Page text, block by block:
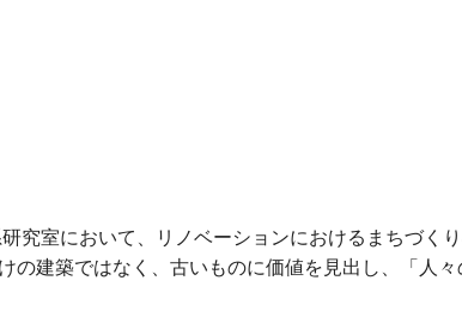
究室において、リノベーションにおけるまちづく
建築ではなく、古いものに価値を見出し、「人